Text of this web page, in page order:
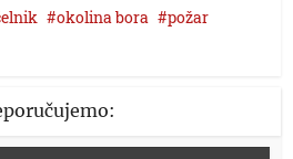
okolina bora
požar